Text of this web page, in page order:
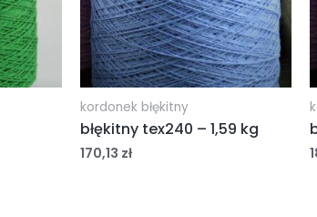
kordonek błękitny
błękitny tex240 – 1,59 kg
170,13 zł